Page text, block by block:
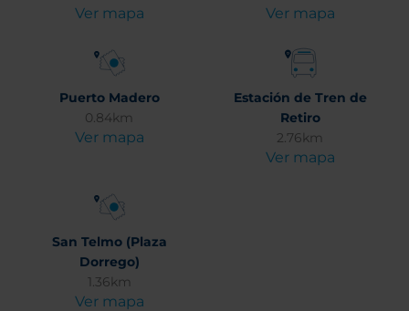
Ver mapa Ver mapa
Puerto Madero
0.84km
Ver mapa
Estación de Tren de
Retiro
2.76km
Ver mapa
San Telmo (Plaza
Dorrego)
1.36km
Ver mapa